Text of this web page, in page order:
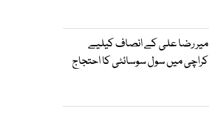
میر رضا علی کے انصاف کیلیے
کراچی میں سول سوسائٹی کا احتجاج